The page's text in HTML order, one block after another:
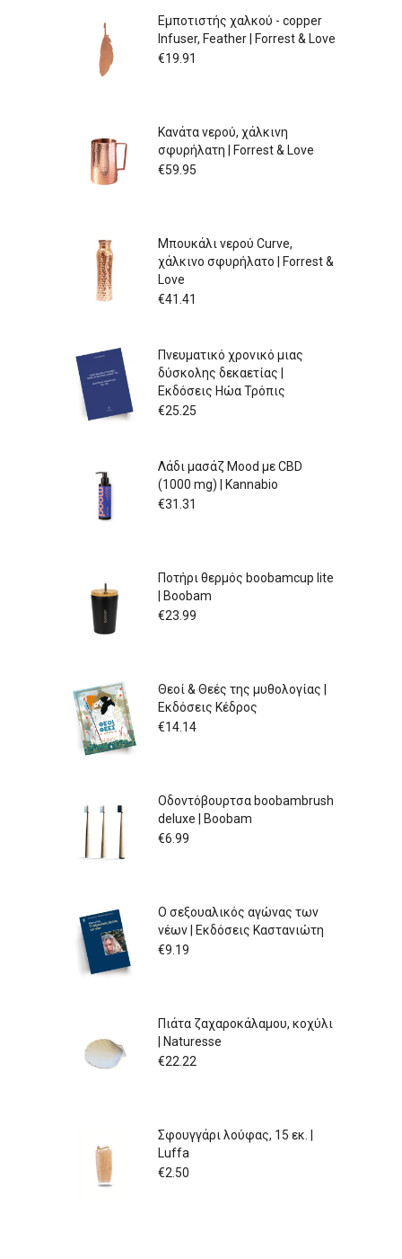
Εμποτιστής χαλκού - copper
Infuser, Feather | Forrest & Love
€19.91
Κανάτα νερού, χάλκινη
σφυρήλατη | Forrest & Love
€59.95
Μπουκάλι νερού Curve,
χάλκινο σφυρήλατο | Forrest &
Love
€41.41
Πνευματικό χρονικό μιας
δύσκολης δεκαετίας |
Εκδόσεις Ηώα Τρόπις
€25.25
Λάδι μασάζ Mood με CBD
(1000 mg) | Kannabio
€31.31
Ποτήρι θερμός boobamcup lite
| Boobam
€23.99
Θεοί & Θεές της μυθολογίας |
Εκδόσεις Κέδρος
€14.14
Οδοντόβουρτσα boobambrush
deluxe | Boobam
€6.99
Ο σεξουαλικός αγώνας των
νέων | Εκδόσεις Καστανιώτη
€9.19
Πιάτα ζαχαροκάλαμου, κοχύλι
| Naturesse
€22.22
Σφουγγάρι λούφας, 15 εκ. |
Luffa
€2.50